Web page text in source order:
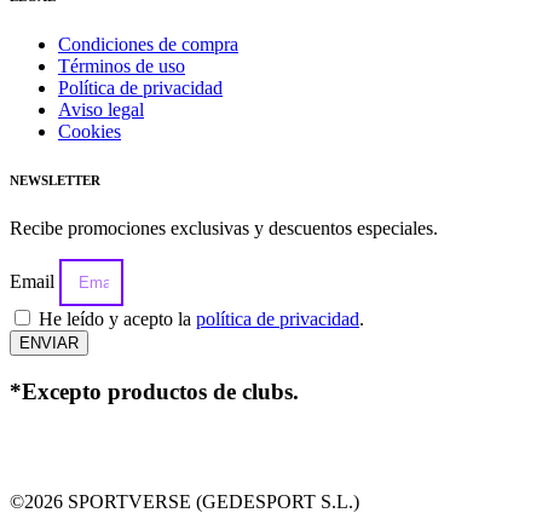
Condiciones de compra
Términos de uso
Política de privacidad
Aviso legal
Cookies
NEWSLETTER
Recibe promociones exclusivas y descuentos especiales.
Email
He leído y acepto la política de privacidad.
ENVIAR
*Excepto productos de clubs.
©2026 SPORTVERSE (GEDESPORT S.L.)